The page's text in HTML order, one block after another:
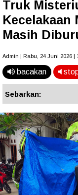
Truk
Kecelakaan
Masih
Admin | Rabu, 24 Juni 2026 |
bacakan
Sebarkan: